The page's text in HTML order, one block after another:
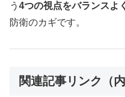
う 4つの視点をバランスよ
防衛のカギです。
関連記事リンク（